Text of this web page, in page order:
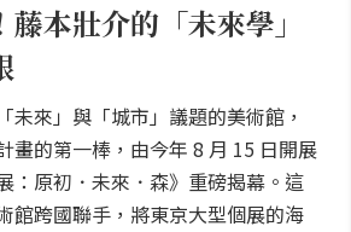
本壯介的「未來學」
未來」與「城市」議題的美術館，
畫的第一棒，由今年 8 月 15 日開展
：原初．未來．森》重磅揭幕。這
館跨國聯手，將東京大型個展的海